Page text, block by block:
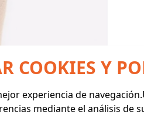
COOKIES Y
experiencia de
mediante el análisis de